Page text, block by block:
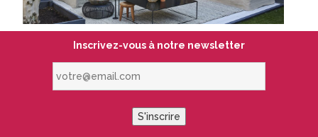
Inscrivez-vous à notre newsletter
S'inscrire